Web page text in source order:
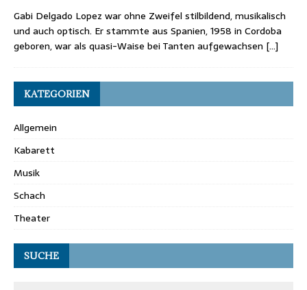
Gabi Delgado Lopez war ohne Zweifel stilbildend, musikalisch
und auch optisch. Er stammte aus Spanien, 1958 in Cordoba
geboren, war als quasi-Waise bei Tanten aufgewachsen […]
KATEGORIEN
Allgemein
Kabarett
Musik
Schach
Theater
SUCHE